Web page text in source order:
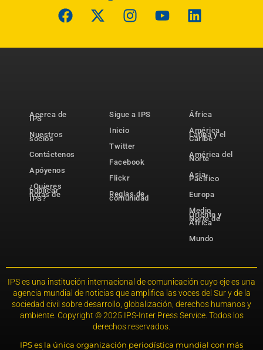
Acerca de
IPS
Nuestros
socios
Contáctenos
Apóyenos
¿Quieres
publicar
notas de
IPS?
Sigue a IPS
Inicio
Twitter
Facebook
Flickr
Reglas de
comunidad
África
América
Latina y el
Caribe
América del
Norte
Asia-
Pacífico
Europa
Medio
Oriente y
Norte de
África
Mundo
IPS es una institución internacional de comunicación cuyo eje es una
agencia mundial de noticias que amplifica las voces del Sur y de la
sociedad civil sobre desarrollo, globalización, derechos humanos y
ambiente. Copyright © 2025 IPS-Inter Press Service. Todos los
derechos reservados.
IPS es la única organización periodística mundial con más